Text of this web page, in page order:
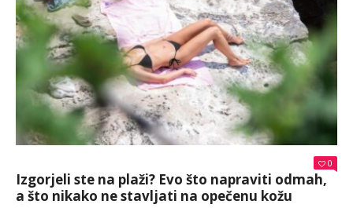
0
Izgorjeli ste na plaži? Evo što napraviti odmah,
a što nikako ne stavljati na opečenu kožu